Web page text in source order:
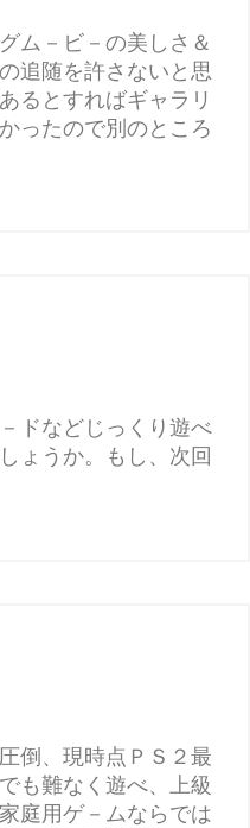
ム－ビ－の美しさ＆
追随を許さないと思
るとすればギャラリ
ったので別のところ
ドなどじっくり遊べ
ょうか。もし、次回
倒、現時点ＰＳ２最
も難なく遊べ、上級
庭用ゲ－ムならでは